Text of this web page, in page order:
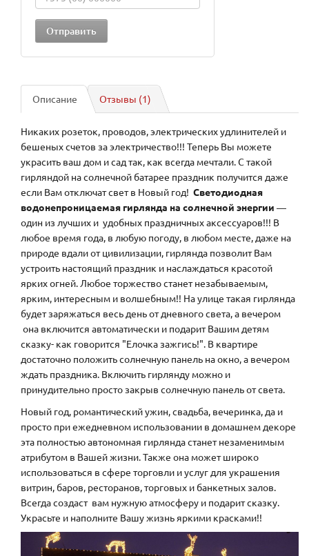
Описание Отзывы (1)
Никаких розеток, проводов, электрических удлинителей и
бешеных счетов за электричество!!! Теперь Вы можете
украсить ваш дом и сад так, как всегда мечтали. С такой
гирляндой на солнечной батарее праздник получится даже
если Вам отключат свет в Новый год! Светодиодная
водонепроницаемая гирлянда на солнечной энергии ―
один из лучших и удобных праздничных аксессуаров!!! В
любое время года, в любую погоду, в любом месте, даже на
природе вдали от цивилизации, гирлянда позволит Вам
устроить настоящий праздник и наслаждаться красотой
ярких огней. Любое торжество станет незабываемым,
ярким, интересным и волшебным!! На улице такая гирлянда
будет заряжаться весь день от дневного света, а вечером
она включится автоматически и подарит Вашим детям
сказку- как говорится "Елочка зажгись!". В квартире
достаточно положить солнечную панель на окно, а вечером
ждать праздника. Включить гирлянду можно и
принудительно просто закрыв солнечную панель от света.
Новый год, романтический ужин, свадьба, вечеринка, да и
просто при ежедневном использовании в домашнем декоре
эта полностью автономная гирлянда станет незаменимым
атрибутом в Вашей жизни. Также она может широко
использоваться в сфере торговли и услуг для украшения
витрин, баров, ресторанов, торговых и банкетных залов.
Всегда создаст вам нужную атмосферу и подарит сказку.
Украсьте и наполните Вашу жизнь яркими красками!!